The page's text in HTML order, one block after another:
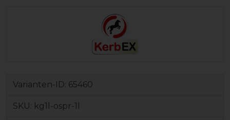
Varianten-ID: 65460
SKU: kg1l-ospr-1l